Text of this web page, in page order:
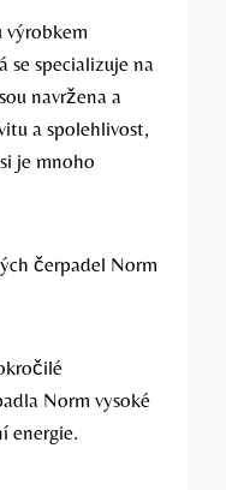
výrobkem
se specializuje na
navržena a
a spolehlivost,
je mnoho
čerpadel Norm
Norm vysoké
energie.